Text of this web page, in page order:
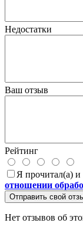
Недостатки
Ваш отзыв
Рейтинг
Я прочитал(а) и
отношении
Отправить свой
Нет отзывов об